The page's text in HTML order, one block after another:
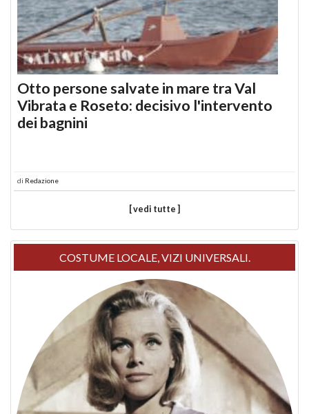
Otto persone salvate in mare tra Val
Vibrata e Roseto: decisivo l'intervento
dei bagnini
di Redazione
[ vedi tutte ]
COSTUME LOCALE, VIZI UNIVERSALI.